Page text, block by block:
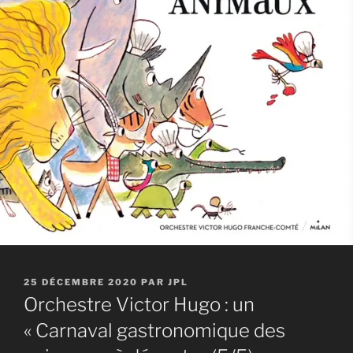
PUBLIÉ
LE
25 DÉCEMBRE 2020 PAR JPL
Orchestre Victor Hugo : un
« Carnaval gastronomique des